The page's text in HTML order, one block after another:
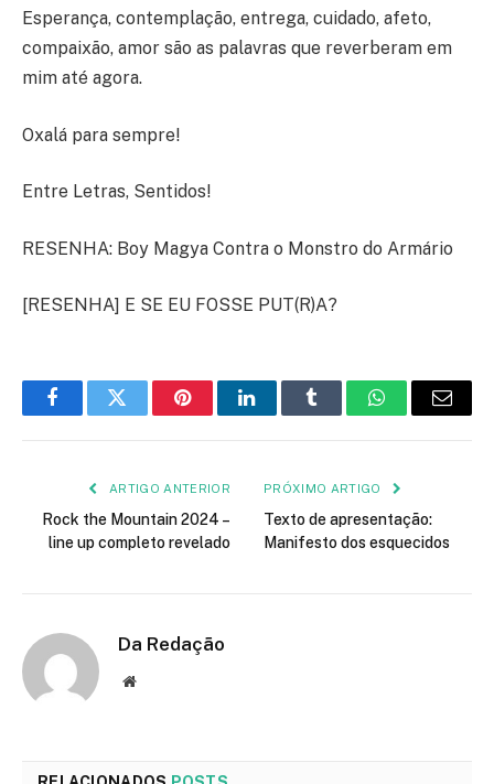
Esperança, contemplação, entrega, cuidado, afeto,
compaixão, amor são as palavras que reverberam em
mim até agora.
Oxalá para sempre!
Entre Letras, Sentidos!
RESENHA: Boy Magya Contra o Monstro do Armário
[RESENHA] E SE EU FOSSE PUT(R)A?
FacebookTwitter PinterestLinkedInTumblr WhatsApp
E-
ARTIGO ANTERIOR
Rock the Mountain 2024 –
line up completo revelado
PRÓXIMO ARTIGO
Texto de apresentação:
Manifesto dos esquecidos
Da Redação
Site